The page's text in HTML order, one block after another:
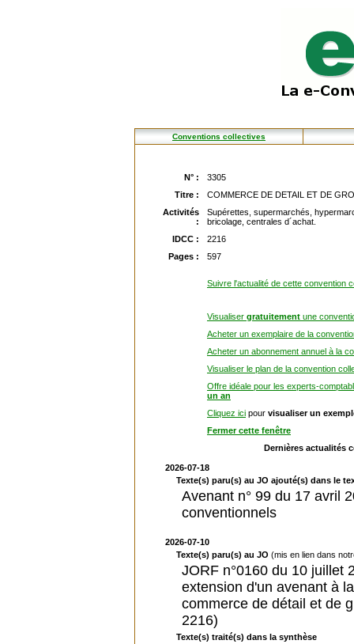
Conventions collectives
N° :
3305
Titre :
COMMERCE DE DETAIL ET DE
Activités
:
Supérettes, supermarchés,
bricolage, centrales d´achat.
IDCC :
2216
Pages :
597
Suivre l'actualité de cette convention
Visualiser gratuitement une
Acheter un exemplaire de la
Acheter un abonnement annuel à la
Visualiser le plan de la convention
Offre idéale pour les experts-
un an
Cliquez ici pour visualiser un
Fermer cette fenêtre
Dernières actualités
2026-07-18
Texte(s) paru(s) au JO ajouté(s) dans le
Avenant n° 99 du 17 avril
conventionnels
2026-07-10
Texte(s) paru(s) au JO (mis en lien dans
JORF n°0160 du 10 juillet
extension d'un avenant à
commerce de détail et de
2216)
Texte(s) traité(s) dans la synthèse